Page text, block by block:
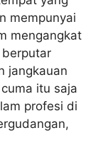
mempunyai
mengangkat
jangkauan
itu saja
profesi di